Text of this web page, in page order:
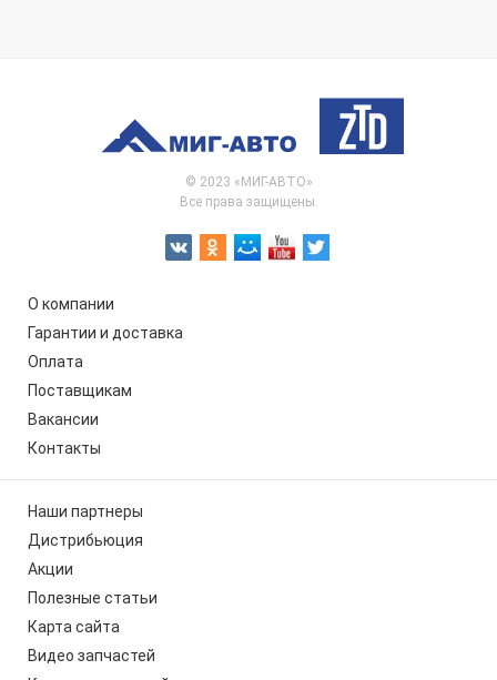
© 2023 «МИГ-АВТО»
Все права защищены.
О компании
Гарантии и доставка
Оплата
Поставщикам
Вакансии
Контакты
Наши партнеры
Дистрибьюция
Акции
Полезные статьи
Карта сайта
Видео запчастей